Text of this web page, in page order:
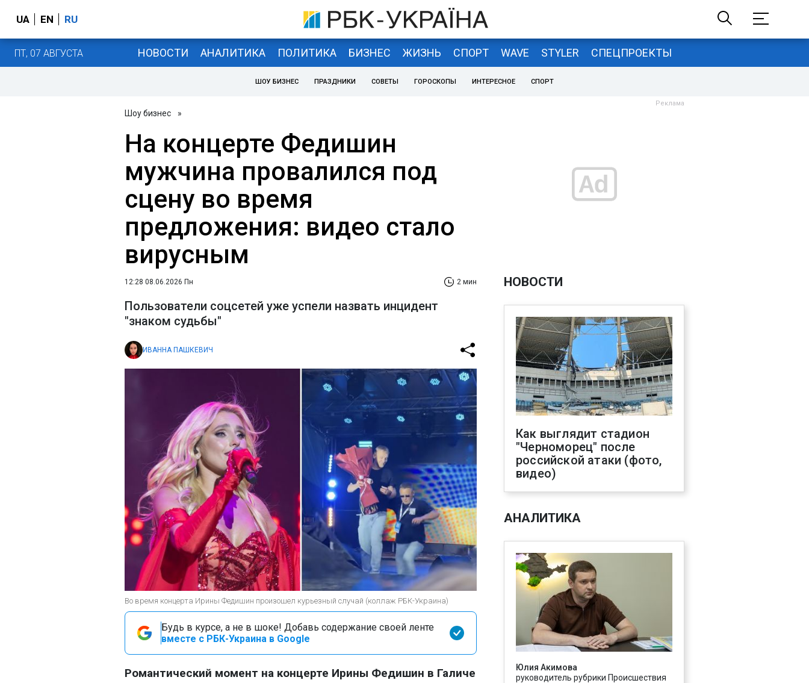
UA EN RU
ПТ, 07 АВГУСТА НОВОСТИ АНАЛИТИКА ПОЛИТИКА БИЗНЕС ЖИЗНЬ СПОРТ WAVE STYLER СПЕЦПРОЕКТЫ
ШОУ БИЗНЕС ПРАЗДНИКИ СОВЕТЫ ГОРОСКОПЫ ИНТЕРЕСНОЕ СПОРТ
Шоу бизнес »
На концерте Федишин
мужчина провалился под
сцену во время
предложения: видео стало
вирусным
12:28 08.06.2026 Пн 2 мин
Пользователи соцсетей уже успели назвать инцидент
"знаком судьбы"
ИВАННА ПАШКЕВИЧ
Во время концерта Ирины Федишин произошел курьезный случай (коллаж РБК-Украина)
Будь в курсе, а не в шоке! Добавь содержание своей ленте
вместе с РБК-Украина в Google
Романтический момент на концерте Ирины Федишин в Галиче
НОВОСТИ
Как выглядит стадион
"Черноморец" после
российской атаки (фото,
видео)
АНАЛИТИКА
Юлия Акимова
руководитель рубрики Происшествия